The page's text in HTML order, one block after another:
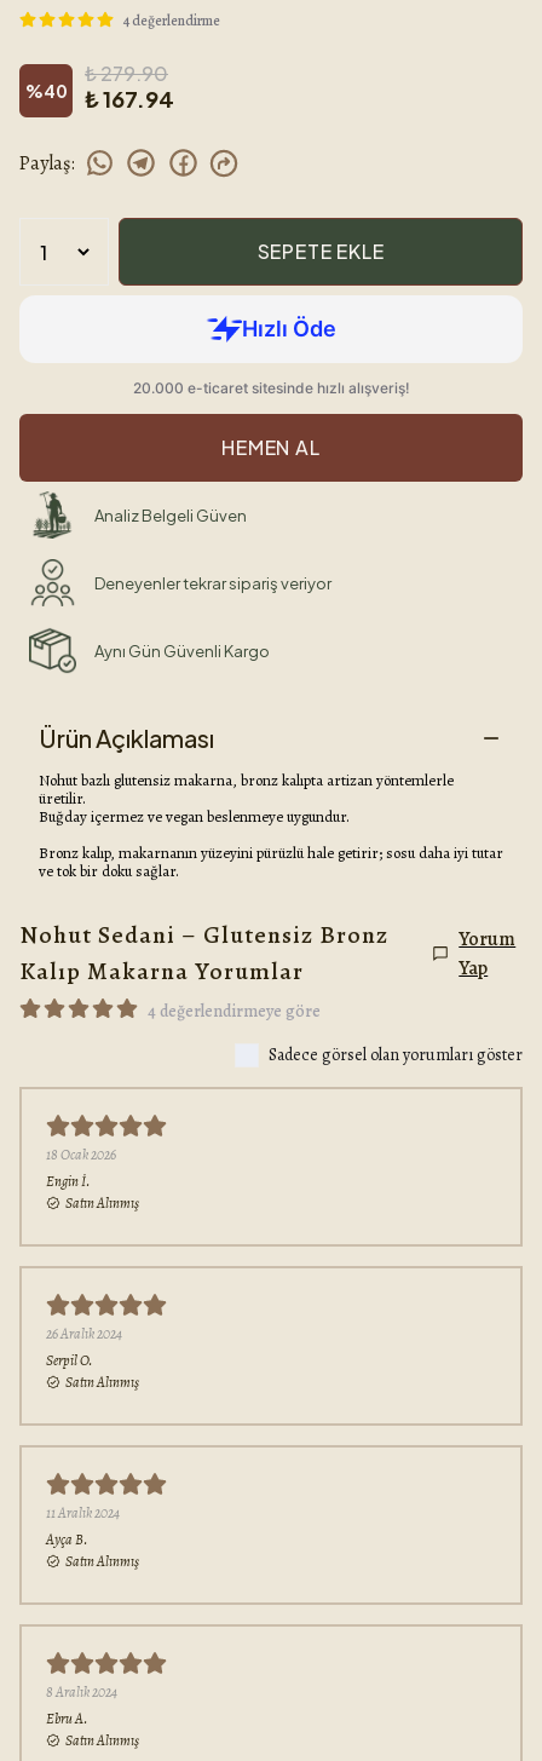
4 değerlendirme
%40
₺ 279.90
₺ 167.94
Paylaş:
SEPETE EKLE
HEMEN AL
Analiz Belgeli Güven
Deneyenler tekrar sipariş veriyor
Aynı Gün Güvenli Kargo
Ürün Açıklaması
Nohut bazlı glutensiz makarna, bronz kalıpta artizan yöntemlerle
üretilir.
Buğday içermez ve vegan beslenmeye uygundur.
Bronz kalıp, makarnanın yüzeyini pürüzlü hale getirir; sosu daha iyi tutar
ve tok bir doku sağlar.
Nohut Sedani – Glutensiz Bronz
Kalıp Makarna Yorumlar
Yorum
Yap
4 değerlendirmeye göre
Sadece görsel olan yorumları göster
18 Ocak 2026
Enginİ.
Satın Alınmış
26 Aralık 2024
SerpilO.
Satın Alınmış
11 Aralık 2024
AyçaB.
Satın Alınmış
8 Aralık 2024
EbruA.
Satın Alınmış